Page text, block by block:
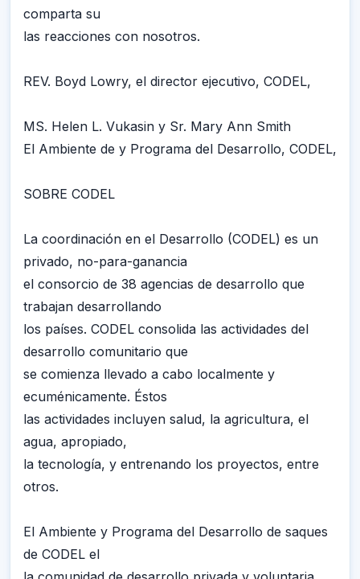
comparta su
las reacciones con nosotros.
REV. Boyd Lowry, el director ejecutivo, CODEL,
MS. Helen L. Vukasin y Sr. Mary Ann Smith
El Ambiente de y Programa del Desarrollo, CODEL,
SOBRE CODEL
La coordinación en el Desarrollo (CODEL) es un
privado, no-para-ganancia
el consorcio de 38 agencias de desarrollo que
trabajan desarrollando
los países. CODEL consolida las actividades del
desarrollo comunitario que
se comienza llevado a cabo localmente y
ecuménicamente. Éstos
las actividades incluyen salud, la agricultura, el
agua, apropiado,
la tecnología, y entrenando los proyectos, entre
otros.
El Ambiente y Programa del Desarrollo de saques
de CODEL el